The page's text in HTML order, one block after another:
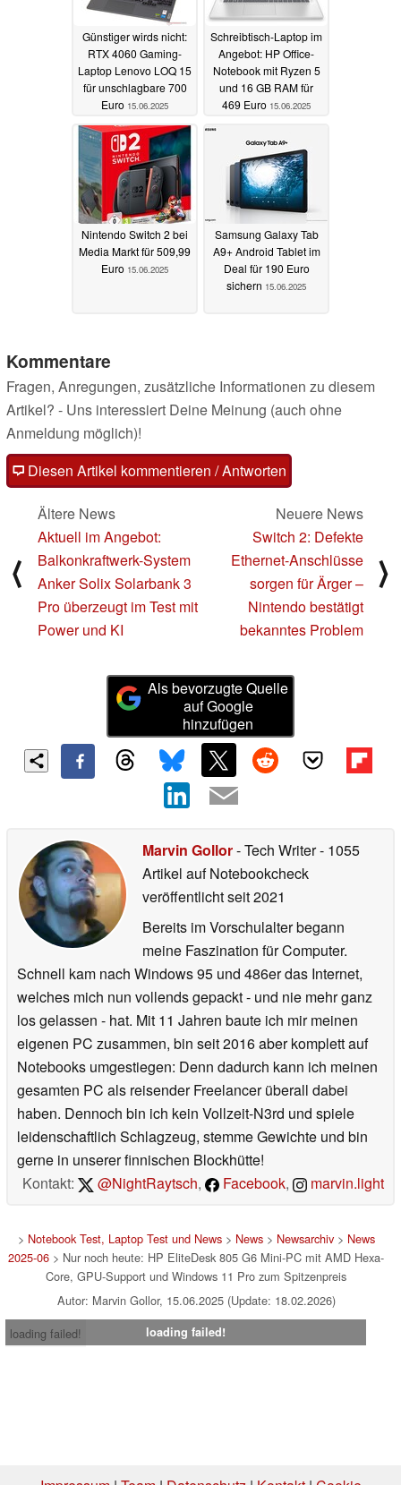
Günstiger wirds nicht:
RTX 4060 Gaming-
Laptop Lenovo LOQ 15
für unschlagbare 700
Euro 15.06.2025
Schreibtisch-Laptop im
Angebot: HP Office-
Notebook mit Ryzen 5
und 16 GB RAM für
469 Euro 15.06.2025
Nintendo Switch 2 bei
Media Markt für 509,99
Euro 15.06.2025
Samsung Galaxy Tab
A9+ Android Tablet im
Deal für 190 Euro
sichern 15.06.2025
Kommentare
Fragen, Anregungen, zusätzliche Informationen zu diesem
Artikel? - Uns interessiert Deine Meinung (auch ohne
Anmeldung möglich)!
Diesen Artikel kommentieren / Antworten
⟨
Ältere News
Aktuell im Angebot:
Balkonkraftwerk-System
Anker Solix Solarbank 3
Pro überzeugt im Test mit
Power und KI
Neuere News
Switch 2: Defekte
Ethernet-Anschlüsse
sorgen für Ärger –
Nintendo bestätigt
bekanntes Problem
⟩
Als bevorzugte Quelle
auf Google
hinzufügen
Marvin Gollor- Tech Writer- 1055
Artikel auf Notebookcheck
veröffentlichtseit 2021
Bereits im Vorschulalter begann
meine Faszination für Computer.
Schnell kam nach Windows 95 und 486er das Internet,
welches mich nun vollends gepackt - und nie mehr ganz
los gelassen - hat. Mit 11 Jahren baute ich mir meinen
eigenen PC zusammen, bin seit 2016 aber komplett auf
Notebooks umgestiegen: Denn dadurch kann ich meinen
gesamten PC als reisender Freelancer überall dabei
haben. Dennoch bin ich kein Vollzeit-N3rd und spiele
leidenschaftlich Schlagzeug, stemme Gewichte und bin
gerne in unserer finnischen Blockhütte!
Kontakt:
@NightRaytsch, Facebook, marvin.light
> Notebook Test, Laptop Test und News> News> Newsarchiv> News
2025-06 > Nur noch heute: HP EliteDesk 805 G6 Mini-PC mit AMD Hexa-
Core, GPU-Support und Windows 11 Pro zum Spitzenpreis
Autor: Marvin Gollor, 15.06.2025 (Update: 18.02.2026)
loading failed!
loading failed!